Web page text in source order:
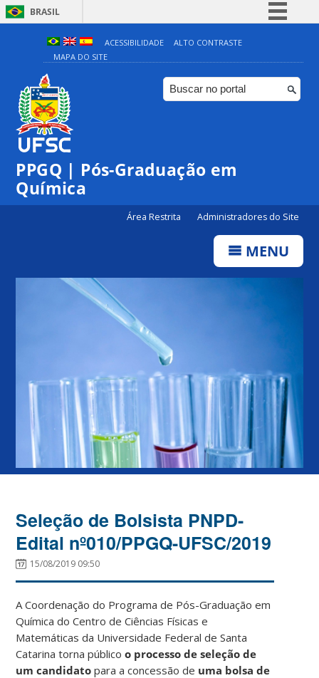
BRASIL
Simplifique!
Comunica BR
Participe
ACESSIBILIDADE
ALTO CONTRASTE
MAPA DO SITE
PPGQ | Pós-Graduação em
Química
Área Restrita Administradores do Site
MENU
Seleção de Bolsista PNPD-
Edital nº010/PPGQ-UFSC/2019
15/08/2019 09:50
A Coordenação do Programa de Pós-Graduação em
Química do Centro de Ciências Físicas e
Matemáticas da Universidade Federal de Santa
Catarina torna públicoo processo de seleção de
um candidato para a concessão de uma bolsa de